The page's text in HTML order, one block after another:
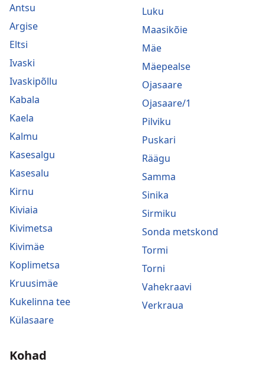
Antsu
Argise
Eltsi
Ivaski
Ivaskipõllu
Kabala
Kaela
Kalmu
Kasesalgu
Kasesalu
Kirnu
Kiviaia
Kivimetsa
Kivimäe
Koplimetsa
Kruusimäe
Kukelinna tee
Külasaare
Luku
Maasikõie
Mäe
Mäepealse
Ojasaare
Ojasaare/1
Pilviku
Puskari
Räägu
Samma
Sinika
Sirmiku
Sonda metskond
Tormi
Torni
Vahekraavi
Verkraua
Kohad